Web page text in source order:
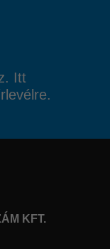
Itt
KFT.